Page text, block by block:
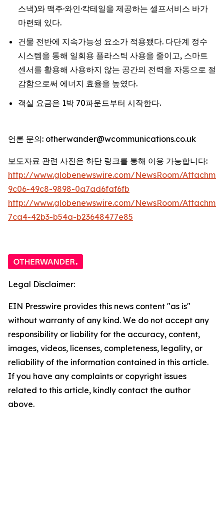
스낵)와 맥주·와인·칵테일을 제공하는 셀프서비스 바가
마련돼 있다.
건물 전반에 지속가능성 요소가 적용됐다. 다단계 정수
시스템을 통해 일회용 플라스틱 사용을 줄이고, 스마트
센서를 활용해 사용하지 않는 공간의 전력을 자동으로 절
감함으로써 에너지 효율을 높였다.
객실 요금은 1박 70파운드부터 시작한다.
언론 문의: otherwander@wcommunications.co.uk
보도자료 관련 사진은 하단 링크를 통해 이용 가능합니다:
http://www.globenewswire.com/NewsRoom/
9c06-49c8-9898-0a7ad6faf6fb
http://www.globenewswire.com/NewsRoom/
7ca4-42b3-b54a-b23648477e85
Legal Disclaimer:
EIN Presswire provides this news content "as is"
without warranty of any kind. We do not accept any
responsibility or liability for the accuracy, content,
images, videos, licenses, completeness, legality, or
reliability of the information contained in this article.
If you have any complaints or copyright issues
related to this article, kindly contact the author
above.